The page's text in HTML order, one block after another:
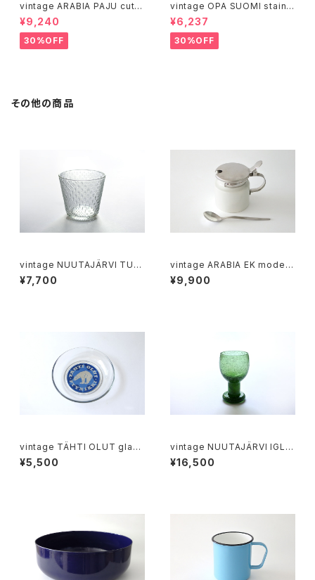
vintage ARABIA PAJU cutti
ng boad / ヴィンテージ アラビ
ア パユ カッティングボード
¥9,240
30%OFF
vintage OPA SUOMI stainle
ss milk pitcher M / ヴィンテ
ージ オーパ スオミ ステンレス
ミルクピッチャー M
¥6,237
30%OFF
その他の商品
vintage NUUTAJÄRVI TUN
DRA glass M / ヴィンテージ
ヌータヤルヴィ ツンドラ グラス
¥7,700
vintage ARABIA EK model
musterd pot / ヴィンテージ
アラビア マスタードポット
¥9,900
vintage TÄHTI OLUT glass
plate / ヴィンテージ テハティ
ビールのガラス皿
¥5,500
vintage NUUTAJÄRVI IGLU
wineglass green / ヴィンテ
ージ ヌータヤルヴィ イグル ワイ
¥16,500